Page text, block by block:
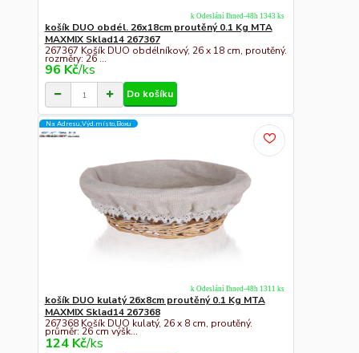
košík DUO obdél. 26x18cm proutěný 0.1 Kg MTA
MAXMIX Sklad14 267367
267367 Košík DUO obdélníkový, 26 x 18 cm, proutěný.
rozměry: 26 ...
96 Kč/ks
k Odeslání Ihned-48h 1343 ks
Do košíku
Na Adresu,Výd.místo,Boxu
košík DUO kulatý 26x8cm proutěný 0.1 Kg MTA
MAXMIX Sklad14 267368
267368 Košík DUO kulatý, 26 x 8 cm, proutěný.
průměr: 26 cm výšk...
124 Kč/ks
k Odeslání Ihned-48h 1311 ks